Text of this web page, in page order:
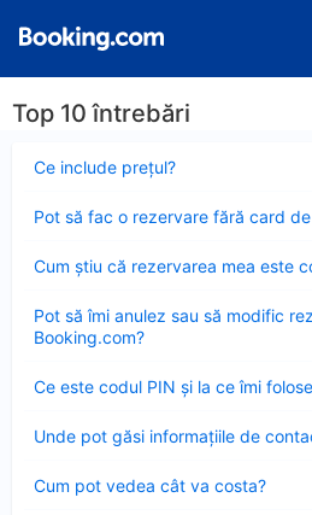
Top 10 întrebări
Ce include preţul?
închis
Pot să fac o rezervare fără card
închis
Cum ştiu că rezervarea mea este
închis
Pot să îmi anulez sau să modific
Booking.com?
închis
Ce este codul PIN şi la ce îmi
închis
Unde pot găsi informațiile de
închis
Cum pot vedea cât va costa?
închis